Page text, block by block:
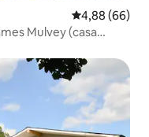
4,88 de uma
4,88 (66)
Mulvey (casa